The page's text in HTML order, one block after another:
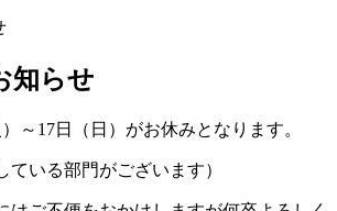
知らせ
～17日（日）がお休みとなります。
ている部門がございます）